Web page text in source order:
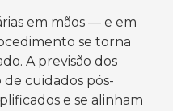
em mãos — e em
se torna
A previsão dos
cuidados pós-
e se alinham